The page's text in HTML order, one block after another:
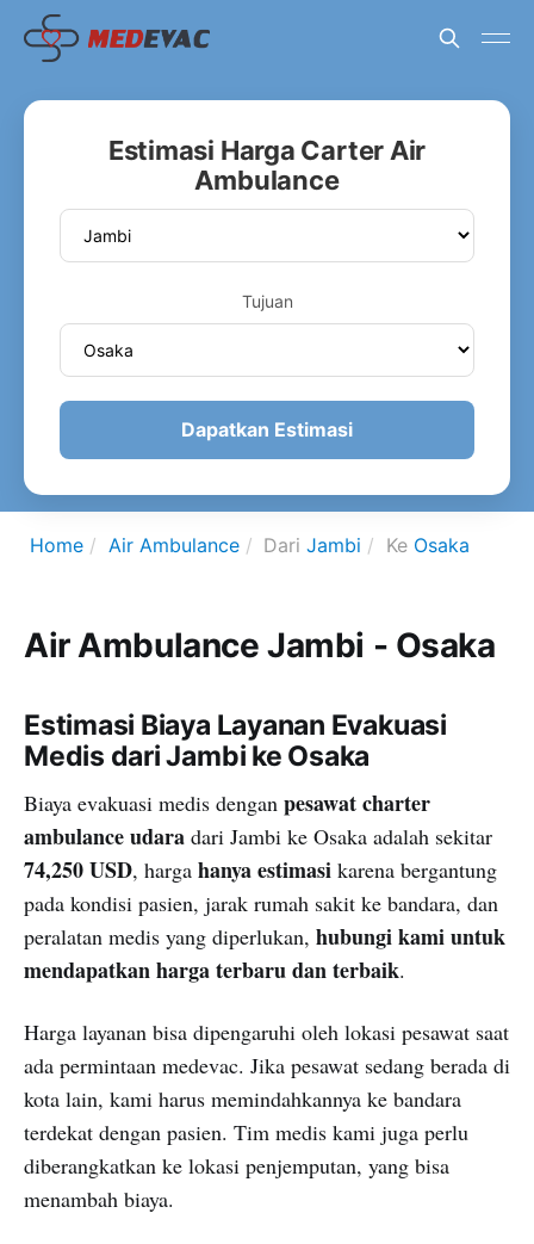
Estimasi Harga Carter Air
Ambulance
Tujuan
Dapatkan Estimasi
Home Air Ambulance Dari Jambi Ke Osaka
Air Ambulance Jambi - Osaka
Estimasi Biaya Layanan Evakuasi
Medis dari Jambi ke Osaka
Biaya evakuasi medis dengan pesawat charter
ambulance udara dari Jambi ke Osaka adalah sekitar
74,250 USD, harga hanya estimasi karena bergantung
pada kondisi pasien, jarak rumah sakit ke bandara, dan
peralatan medis yang diperlukan, hubungi kami untuk
mendapatkan harga terbaru dan terbaik.
Harga layanan bisa dipengaruhi oleh lokasi pesawat saat
ada permintaan medevac. Jika pesawat sedang berada di
kota lain, kami harus memindahkannya ke bandara
terdekat dengan pasien. Tim medis kami juga perlu
diberangkatkan ke lokasi penjemputan, yang bisa
menambah biaya.